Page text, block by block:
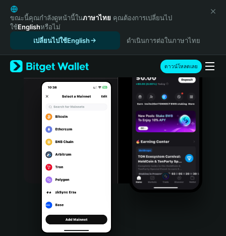
English
日本語
Tiếng Việt
Español (Latinoamérica)
Türkçe
Italiano
Português (Portugal)
Bahasa Indonesia
Português (Brasil)
Español (Argentina)
ขณะนี้คุณกำลังดูหน้านี้ในภาษาไทย คุณต้องการเปลี่ยนไป
ใช้Englishหรือไม่
เปลี่ยนไปใช้English
ดำเนินการต่อในภาษาไทย
ดาวน์โหลดเลย